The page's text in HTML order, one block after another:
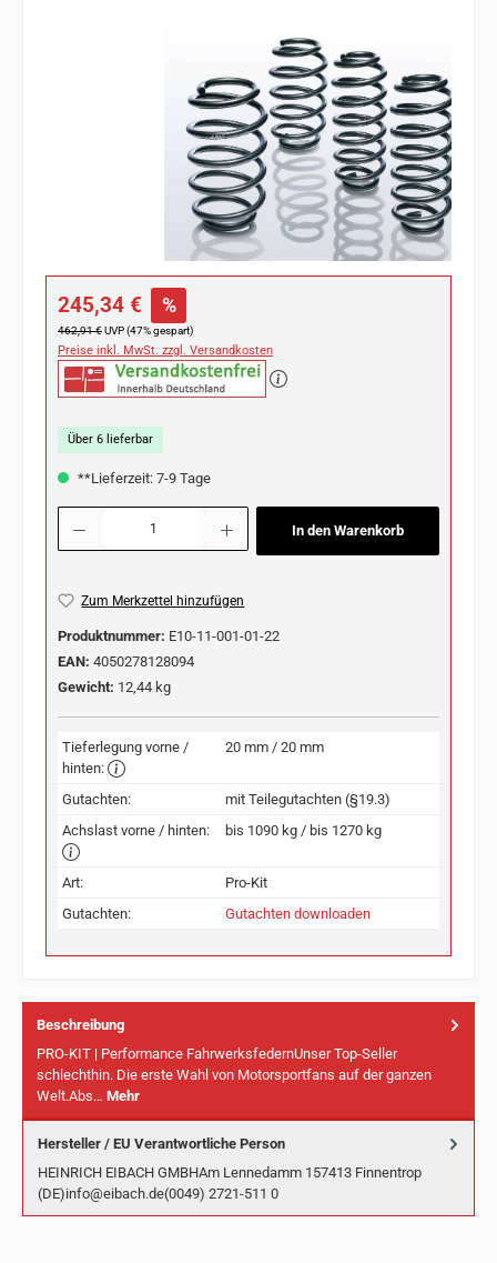
Verkaufspreis:
245,34 € %
Regulärer Preis:
462,91 €UVP (47% gespart)
Preise inkl. MwSt. zzgl. Versandkosten
Über 6 lieferbar
**Lieferzeit: 7-9 Tage
Produkt Anzahl: Gib den gewünschten Wert ein oder benutze die Schaltflächen
In den Warenkorb
Zum Merkzettel hinzufügen
Produktnummer: E10-11-001-01-22
EAN: 4050278128094
Gewicht: 12,44 kg
Tieferlegung vorne /
hinten:
20 mm / 20 mm
Gutachten:
mit Teilegutachten (§19.3)
Achslast vorne / hinten:
bis 1090 kg / bis 1270 kg
Art:
Pro-Kit
Gutachten:
Gutachten downloaden
Beschreibung
PRO-KIT | Performance FahrwerksfedernUnser Top-Seller
schlechthin. Die erste Wahl von Motorsportfans auf der ganzen
Welt.Abs… Mehr
Hersteller / EU Verantwortliche Person
HEINRICH EIBACH GMBHAm Lennedamm 157413 Finnentrop
(DE)info@eibach.de(0049) 2721-511 0